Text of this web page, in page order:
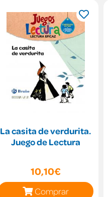
La casita de verdurita.
Juego de Lectura
10,10€
Comprar